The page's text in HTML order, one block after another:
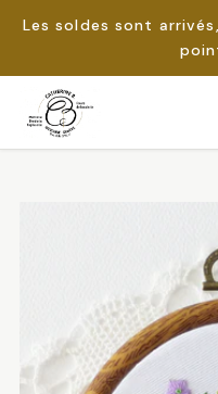
Les soldes sont
Passer